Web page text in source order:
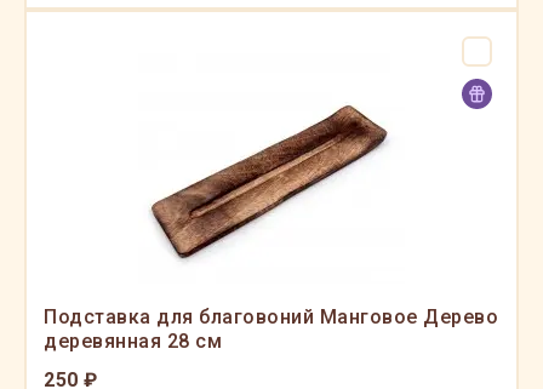
Подставка для благовоний Манговое Дерево
деревянная 28 см
250 ₽